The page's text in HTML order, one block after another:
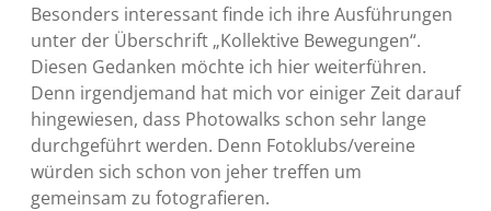
Besonders interessant finde ich ihre Ausführungen
unter der Überschrift „Kollektive Bewegungen“.
Diesen Gedanken möchte ich hier weiterführen.
Denn irgendjemand hat mich vor einiger Zeit darauf
hingewiesen, dass Photowalks schon sehr lange
durchgeführt werden. Denn Fotoklubs/vereine
würden sich schon von jeher treffen um
gemeinsam zu fotografieren.